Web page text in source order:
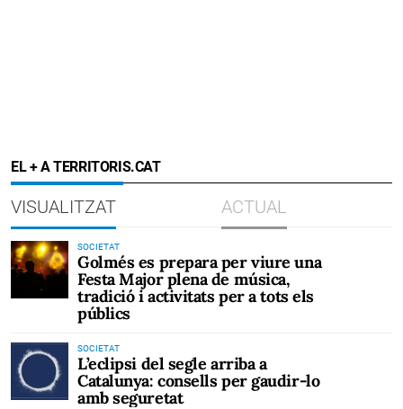
EL + A TERRITORIS.CAT
VISUALITZAT ACTUAL
SOCIETAT
Golmés es prepara per viure una
Festa Major plena de música,
tradició i activitats per a tots els
públics
SOCIETAT
L’eclipsi del segle arriba a
Catalunya: consells per gaudir-lo
amb seguretat